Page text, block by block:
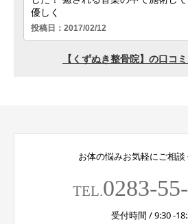
お体の悩みお気軽にご相談
TEL.0283-
受付時間 / 9:30 -